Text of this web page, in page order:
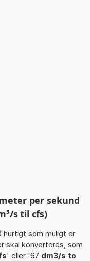
per sekund
s til cfs)
hurtigt som muligt er
skal konverteres, som
' eller '67 dm3/s to